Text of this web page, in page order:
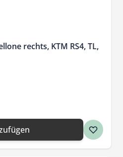
rechts, KTM RS4, TL,